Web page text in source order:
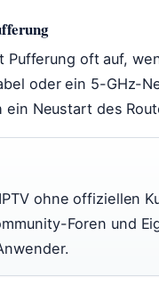
oft auf,
oder ein 5-GHz-
ein Neustart des
ohne offiziellen
Foren und